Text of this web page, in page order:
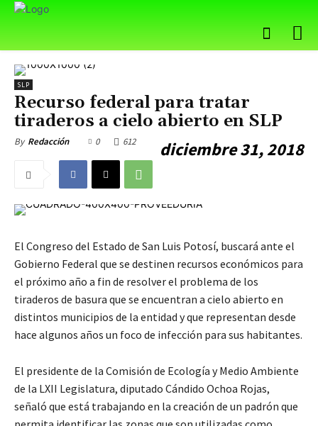
SLP
Recurso federal para tratar
tiraderos a cielo abierto en SLP
By Redacción diciembre 31, 2018
0 612
El Congreso del Estado de San Luis Potosí, buscará ante el
Gobierno Federal que se destinen recursos económicos para
el próximo año a fin de resolver el problema de los
tiraderos de basura que se encuentran a cielo abierto en
distintos municipios de la entidad y que representan desde
hace algunos años un foco de infección para sus habitantes.
El presidente de la Comisión de Ecología y Medio Ambiente
de la LXII Legislatura, diputado Cándido Ochoa Rojas,
señaló que está trabajando en la creación de un padrón que